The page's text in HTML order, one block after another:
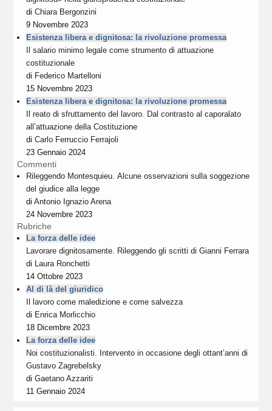
diChiara Bergonzini
9 Novembre 2023
Esistenza libera e dignitosa: la rivoluzione promessa
Il salario minimo legale come strumento di attuazione
costituzionale
di Federico Martelloni
15 Novembre 2023
Esistenza libera e dignitosa: la rivoluzione promessa
Il reato di sfruttamento del lavoro. Dal contrasto al caporalato
all’attuazione della Costituzione
diCarlo Ferruccio Ferrajoli
23 Gennaio 2024
Commenti
Rileggendo Montesquieu. Alcune osservazioni sulla soggezione
del giudice alla legge
diAntonio Ignazio Arena
24 Novembre 2023
Rubriche
La forza delle idee
Lavorare dignitosamente. Rileggendo gli scritti di Gianni Ferrara
di Laura Ronchetti
14 Ottobre 2023
Al di là del giuridico
Il lavoro come maledizione e come salvezza
di Enrica Morlicchio
18 Dicembre 2023
La forza delle idee
Noi costituzionalisti. Intervento in occasione degli ottant’anni di
Gustavo Zagrebelsky
diGaetano Azzariti
11 Gennaio 2024